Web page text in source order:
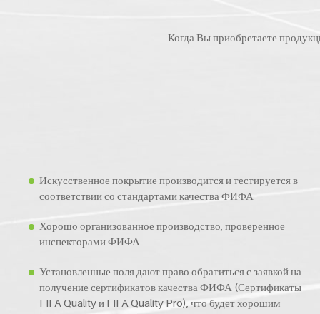
Когда Вы приобретаете
Искусственное покрытие производится и тестируется в
соответствии со стандартами качества ФИФА
Хорошо организованное производство, проверенное
инспекторами ФИФА
Установленные поля дают право обратиться с заявкой на
получение сертификатов качества ФИФА (Сертификаты
FIFA Quality и FIFA Quality Pro), что будет хорошим